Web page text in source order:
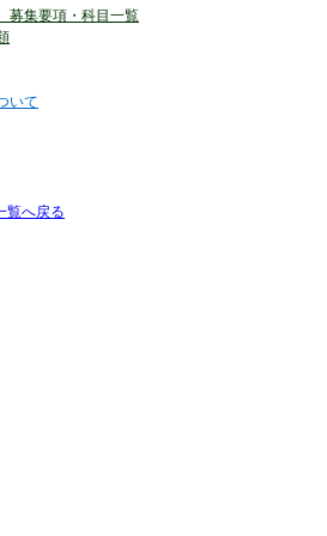
集要項・科目一覧
いて
覧へ戻る